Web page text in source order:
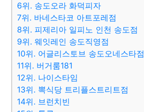
6위. 송도오라 화덕피자
7위. 바네스타코 아트포레점
8위. 피제리아 일피노 인천 송도점
9위. 웨잇레인 송도직영점
10위. 어글리스토브 송도오네스타점
11위. 버거룸181
12위. 나이스타임
13위. 뽁식당 트리플스트리트점
14위. 브런치빈